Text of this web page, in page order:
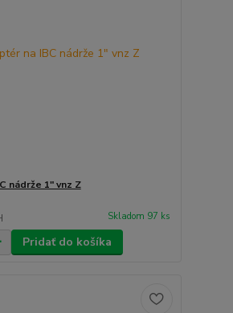
nádrže 1" vnz Z
Skladom 97 ks
Pridať do košíka